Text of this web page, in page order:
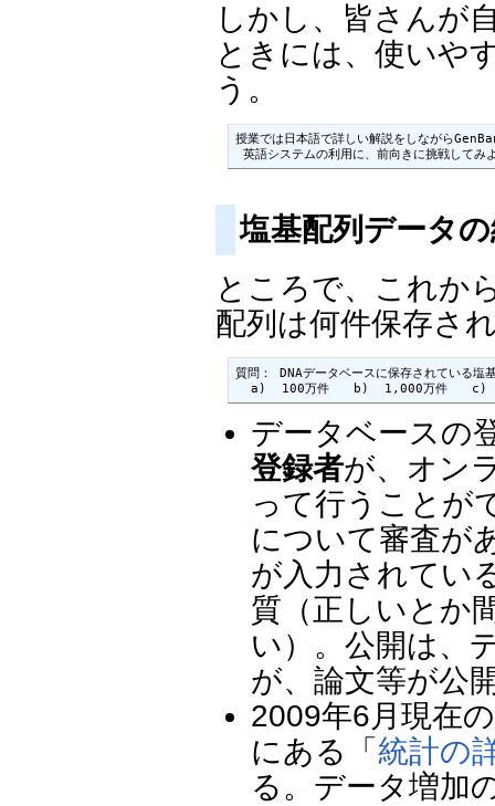
しかし、皆さんが
ときには、使いや
う。
授業では日本語で詳しい解説をしながら
塩基配列データ
ところで、これか
配列は何件保存さ
質問： DNAデータベースに保存されている塩
a)  100万件　　b)  1,000万件　　c)
データベースの
登録者が、オン
って行うことが
について審査が
が入力されてい
質（正しいとか
い）。公開は、
が、論文等が公
2009年6月現在
にある「 統計の
る。データ増加